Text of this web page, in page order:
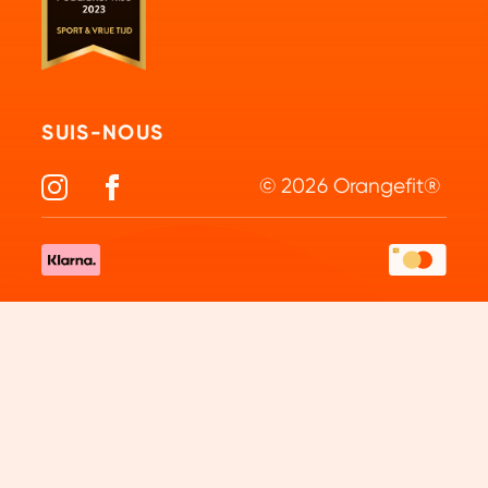
SUIS-NOUS
© 2026 Orangefit®